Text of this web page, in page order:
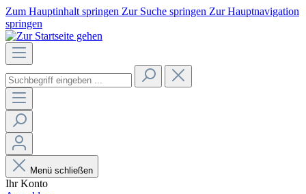
Zum Hauptinhalt springen Zur Suche springen Zur Hauptnavigation
springen
Menü schließen
Ihr Konto